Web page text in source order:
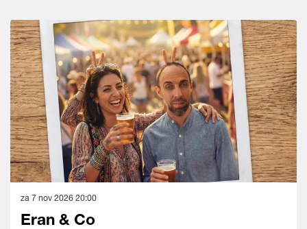
Eran & Co
za 7 nov 2026 20:00